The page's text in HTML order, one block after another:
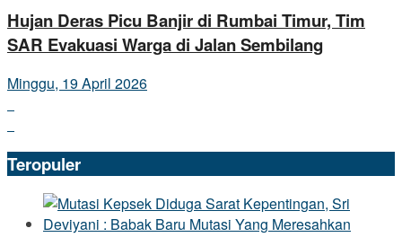
Hujan Deras Picu Banjir di Rumbai Timur, Tim
SAR Evakuasi Warga di Jalan Sembilang
Minggu, 19 April 2026
Teropuler